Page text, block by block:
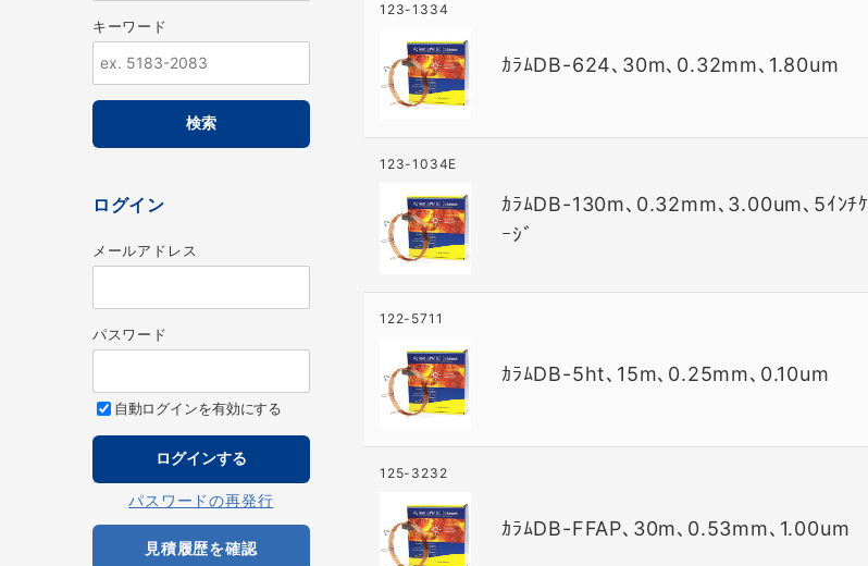
キーワード
ログイン
メールアドレス
パスワード
自動ログインを有効にする
パスワードの再発行
見積履歴を確認
123-1334
ｶﾗﾑDB-624､30m､0.32mm､1.80um
123-1034E
ｶﾗﾑDB-130m､0.32mm､3.00um､5ｲﾝﾁｹ
ｰｼﾞ
122-5711
ｶﾗﾑDB-5ht､15m､0.25mm､0.10um
125-3232
ｶﾗﾑDB-FFAP､30m､0.53mm､1.00um